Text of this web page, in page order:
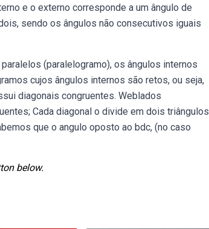
e o externo corresponde a um ângulo de
sendo os ângulos não consecutivos iguais
(paralelogramo), os ângulos internos
cujos ângulos internos são retos, ou seja,
diagonais congruentes. Weblados
Cada diagonal o divide em dois triângulos
que o angulo oposto ao bdc, (no caso
below.